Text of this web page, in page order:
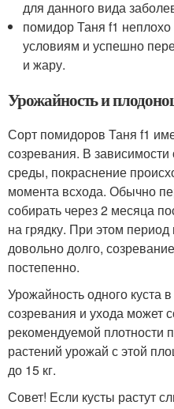
для данного вида
помидор Таня f1
условиям и успешно
и жару.
Урожайность и
Сорт помидоров Таня f1
созревания. В
среды, покраснение
момента всхода. Обычно
собирать через 2 месяца
на грядку. При этом
довольно долго,
постепенно.
Урожайность одного куста
созревания и ухода может
рекомендуемой плотности
растений урожай с этой
до 15 кг.
Совет! Если кусты растут